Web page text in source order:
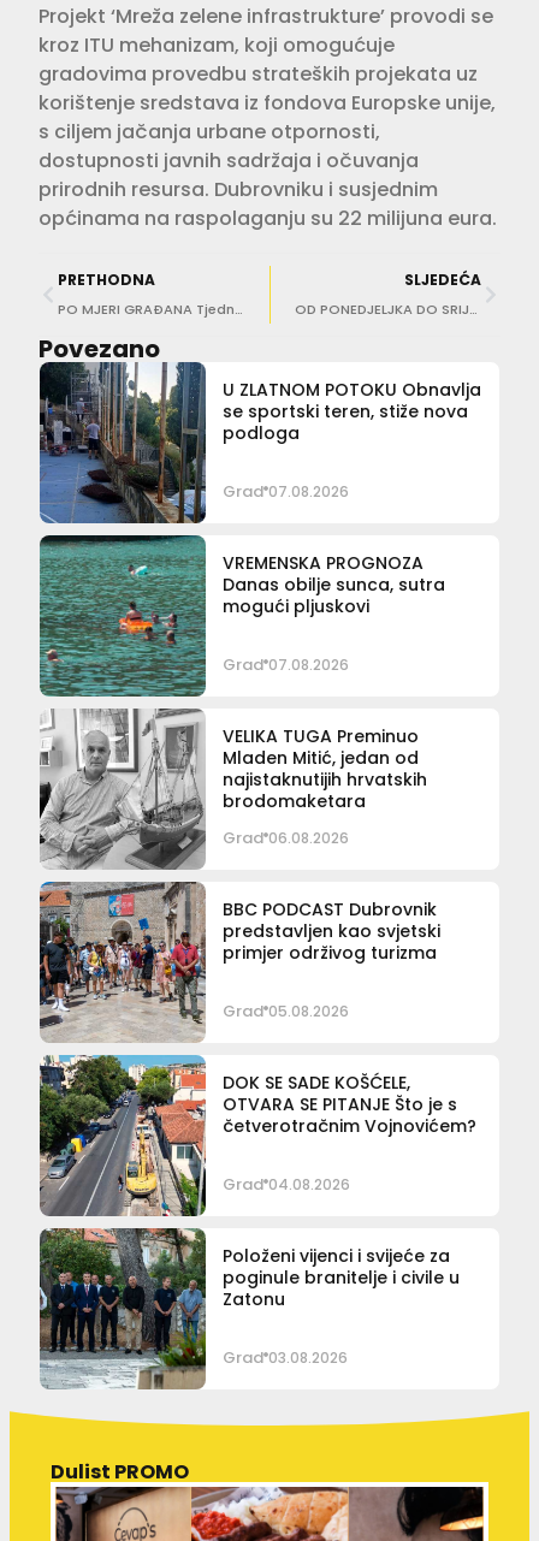
Projekt ‘Mreža zelene infrastrukture’ provodi se
kroz ITU mehanizam, koji omogućuje
gradovima provedbu strateških projekata uz
korištenje sredstava iz fondova Europske unije,
s ciljem jačanja urbane otpornosti,
dostupnosti javnih sadržaja i očuvanja
prirodnih resursa. Dubrovniku i susjednim
općinama na raspolaganju su 22 milijuna eura.
PRETHODNA
PO MJERI GRAĐANA Tjedni pregled gradskih projekata
SLJEDEĆA
OD PONEDJELJKA DO SRIJEDE Zbog radova se zatvara dio ceste u Petrovu Selu
Povezano
U ZLATNOM POTOKU Obnavlja
se sportski teren, stiže nova
podloga
Grad 07.08.2026
VREMENSKA PROGNOZA
Danas obilje sunca, sutra
mogući pljuskovi
Grad 07.08.2026
VELIKA TUGA Preminuo
Mladen Mitić, jedan od
najistaknutijih hrvatskih
brodomaketara
Grad 06.08.2026
BBC PODCAST Dubrovnik
predstavljen kao svjetski
primjer održivog turizma
Grad 05.08.2026
DOK SE SADE KOŠĆELE,
OTVARA SE PITANJE Što je s
četverotračnim Vojnovićem?
Grad 04.08.2026
Položeni vijenci i svijeće za
poginule branitelje i civile u
Zatonu
Grad 03.08.2026
Dulist PROMO